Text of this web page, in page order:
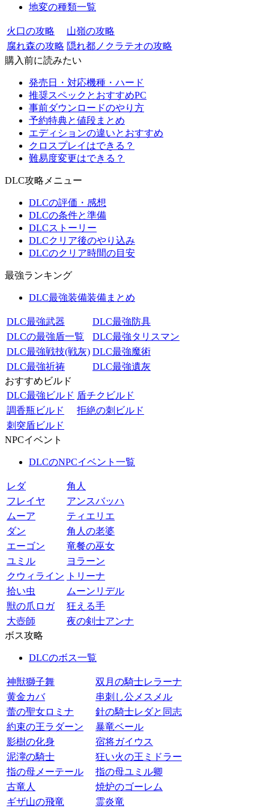
地変の種類一覧
火口の攻略
山嶺の攻略
腐れ森の攻略 隠れ都ノクラテオの攻略
購入前に読みたい
発売日・対応機種・ハード
推奨スペックとおすすめPC
事前ダウンロードのやり方
予約特典と値段まとめ
エディションの違いとおすすめ
クロスプレイはできる？
難易度変更はできる？
DLC攻略メニュー
DLCの評価・感想
DLCの条件と準備
DLCストーリー
DLCクリア後のやり込み
DLCのクリア時間の目安
最強ランキング
DLC最強装備装備まとめ
DLC最強武器
DLC最強防具
DLCの最強盾一覧
DLC最強タリスマン
DLC最強戦技(戦灰) DLC最強魔術
DLC最強祈祷
DLC最強遺灰
おすすめビルド
DLC最強ビルド 盾チクビルド
調香瓶ビルド
拒絶の刺ビルド
刺突盾ビルド
NPCイベント
DLCのNPCイベント一覧
レダ
角人
フレイヤ
アンスバッハ
ムーア
ティエリエ
ダン
角人の老婆
エーゴン
竜餐の巫女
ユミル
ヨラーン
クウィライン
トリーナ
拾い虫
ムーンリデル
獣の爪ロガ
狂える手
大壺師
夜の剣士アンナ
ボス攻略
DLCのボス一覧
神獣獅子舞
双月の騎士レラーナ
黄金カバ
串刺し公メスメル
蕾の聖女ロミナ
針の騎士レダと同志
約束の王ラダーン
暴竜ベール
影樹の化身
宿将ガイウス
泥濘の騎士
狂い火の王ミドラー
指の母メーテール
指の母ユミル卿
古竜人
焼炉のゴーレム
ギザ山の飛竜
霊炎竜